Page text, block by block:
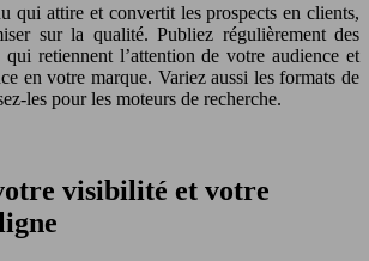
qui attire et convertit les prospects en clients,
sur la qualité. Publiez régulièrement des
qui retiennent l’attention de votre audience et
en votre marque. Variez aussi les formats de
les pour les moteurs de recherche.
visibilité et votre